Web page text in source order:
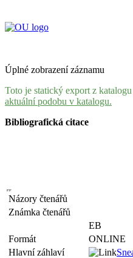
Úplné zobrazení záznamu
Toto je statický export z
aktuální podobu v katalogu.
Bibliografická citace
Názory čtenářů
Známka čtenářů
EB
Formát
ONLINE
Hlavní záhlaví